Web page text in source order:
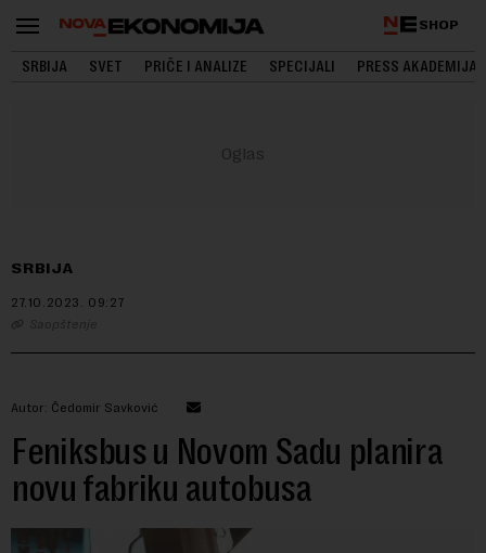
SHOP
SRBIJA SVET PRIČE I ANALIZE SPECIJALI PRESS AKADEMIJA
SRBIJA
27.10.2023. 09:27
Saopštenje
Autor: Čedomir Savković
Feniksbus u Novom Sadu planira
novu fabriku autobusa